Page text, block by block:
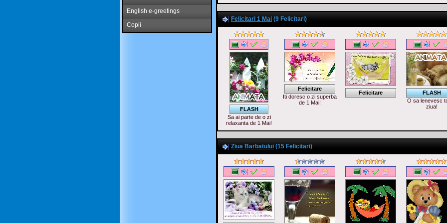
English e-greetings
Copii
Felicitari 1 Mai (9 Felicitari)
FLASH
Sa ai parte de o zi
relaxanta de 1 Mai!
Felicitare
Iti doresc o zi superba
de 1 Mai!
Felicitare
FLASH
O sa lenevesc
ziua!
Ziua Barbatului (15 Felicitari)